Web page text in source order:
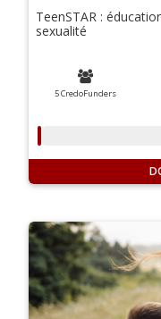
TeenSTAR :
sexualité
5 CredoFunders